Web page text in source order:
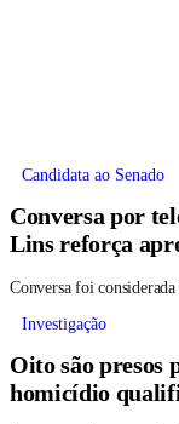
Candidata ao Senado
Conversa por
Lins reforça
Conversa foi
Investigação
Oito são presos
homicídio